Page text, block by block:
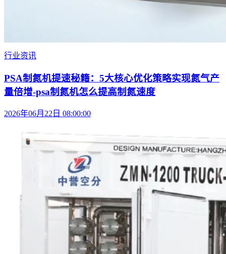
行业资讯
PSA制氮机提速秘籍：5大核心优化策略实现氮气产
量倍增-psa制氮机怎么提高制氮速度
2026年06月22日 08:00:00